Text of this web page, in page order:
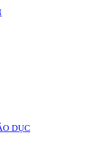
DỤC